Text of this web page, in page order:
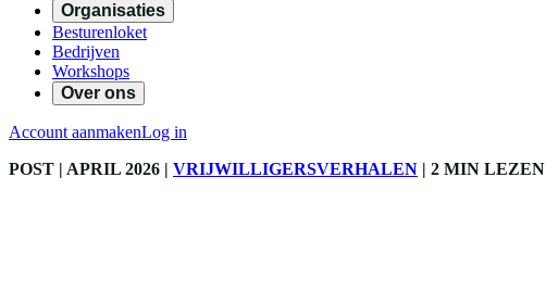
Organisaties
Besturenloket
Bedrijven
Workshops
Over ons
Account aanmakenLog in
POST | APRIL 2026 | VRIJWILLIGERSVERHALEN | 2 MIN LEZEN